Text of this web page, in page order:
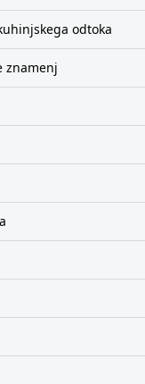
odtoka
znamenj